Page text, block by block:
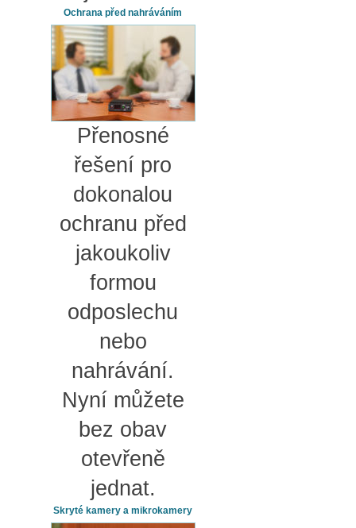
Ochrana před nahráváním
Přenosné
řešení pro
dokonalou
ochranu před
jakoukoliv
formou
odposlechu
nebo
nahrávání.
Nyní můžete
bez obav
otevřeně
jednat.
Skryté kamery a mikrokamery